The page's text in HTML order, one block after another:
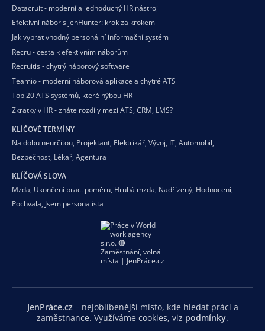
Datacruit - moderní a jednoduchý HR nástroj
Efektivní nábor s jenHunter: krok za krokem
Jak vybrat vhodný personální informační systém
Recru - cesta k efektivním náborům
Recruitis - chytrý náborový software
Teamio - moderní náborová aplikace a chytré ATS
Top 20 ATS systémů, které hýbou HR
Zkratky v HR - znáte rozdíly mezi ATS, CRM, LMS?
KLÍČOVÉ TERMÍNY
Na dobu neurčitou, Projektant, Elektrikář, Vývoj, IT, Automobil,
Bezpečnost, Lékař, Agentura
KLÍČOVÁ SLOVA
Mzda, Ukončení prac. poměru, Hrubá mzda, Nadřízený, Hodnocení,
Pochvala, Jsem personalista
JenPráce.cz– nejoblíbenější místo, kde hledat práci a
zaměstnance. Využíváme cookies, viz podmínky.